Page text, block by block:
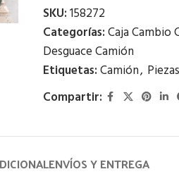
SKU:158272
Categorías:Caja Cambio
Desguace Camión
Etiquetas:Camión,
Compartir:
ENVÍOS Y ENTREGA